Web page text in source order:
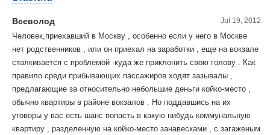
Всеволод Jul 19, 2012
Человек,приехавший в Москву , особенно если у него в Москве
нет родственников , или он приехал на заработки , еще на вокзале
сталкивается с проблемой -куда же приклонить свою голову . Как
правило среди прибывающих пассажиров ходят зазывалы ,
предлагающие за относительно небольшие деньги койко-место ,
обычно квартиры в районе вокзалов . Но поддавшись на их
уговоры у вас есть шанс попасть в какую нибудь коммунальную
квартиру , разделенную на койко-место занавесками , с загаженым